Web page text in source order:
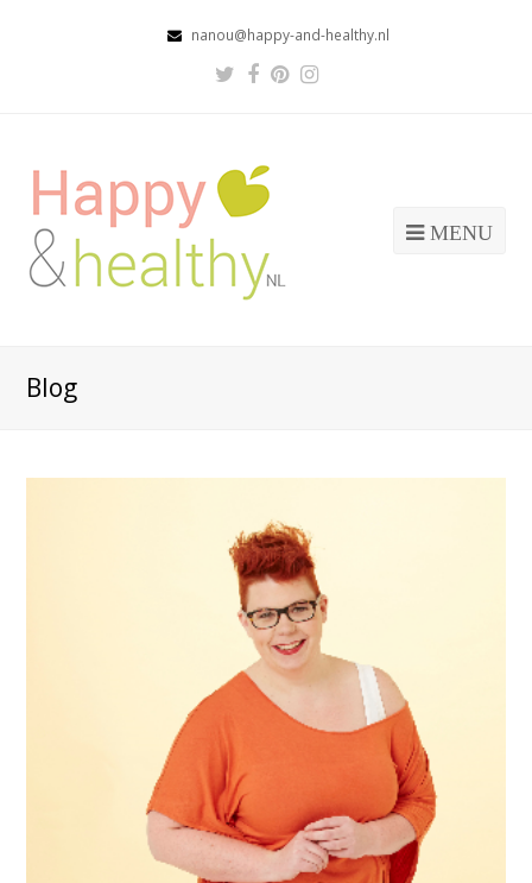
nanou@happy-and-healthy.nl
Twitter
Facebook
Pinterest
Instagram
MENU
Blog